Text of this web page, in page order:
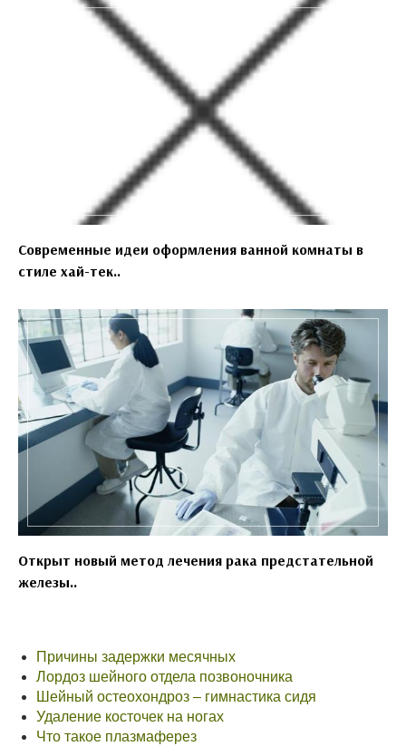
Современные идеи оформления ванной комнаты в
стиле хай-тек..
Открыт новый метод лечения рака предстательной
железы..
Причины задержки месячных
Лордоз шейного отдела позвоночника
Шейный остеохондроз – гимнастика сидя
Удаление косточек на ногах
Что такое плазмаферез